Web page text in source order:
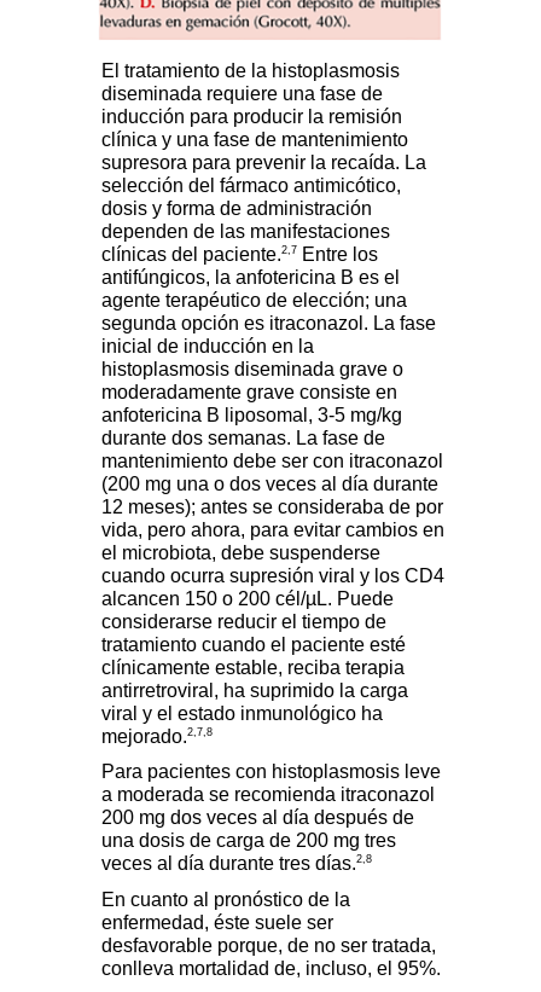
El tratamiento de la histoplasmosis
diseminada requiere una fase de
inducción para producir la remisión
clínica y una fase de mantenimiento
supresora para prevenir la recaída. La
selección del fármaco antimicótico,
dosis y forma de administración
dependen de las manifestaciones
clínicas del paciente.2,7 Entre los
antifúngicos, la anfotericina B es el
agente terapéutico de elección; una
segunda opción es itraconazol. La fase
inicial de inducción en la
histoplasmosis diseminada grave o
moderadamente grave consiste en
anfotericina B liposomal, 3-5 mg/kg
durante dos semanas. La fase de
mantenimiento debe ser con itraconazol
(200 mg una o dos veces al día durante
12 meses); antes se consideraba de por
vida, pero ahora, para evitar cambios en
el microbiota, debe suspenderse
cuando ocurra supresión viral y los CD4
alcancen 150 o 200 cél/µL. Puede
considerarse reducir el tiempo de
tratamiento cuando el paciente esté
clínicamente estable, reciba terapia
antirretroviral, ha suprimido la carga
viral y el estado inmunológico ha
mejorado.2,7,8
Para pacientes con histoplasmosis leve
a moderada se recomienda itraconazol
200 mg dos veces al día después de
una dosis de carga de 200 mg tres
veces al día durante tres días.2,8
En cuanto al pronóstico de la
enfermedad, éste suele ser
desfavorable porque, de no ser tratada,
conlleva mortalidad de, incluso, el 95%.